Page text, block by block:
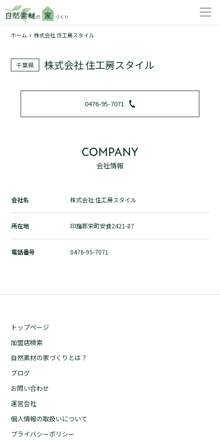
1
トップページ
加盟店検索
自然素材の家づくりとは？
ホーム 株式会社 住工房スタイル
千葉県 株式会社 住工房スタイル
0476-95-7071
COMPANY
会社情報
会社名 株式会社 住工房スタイル
所在地 印旛郡栄町安食2421-87
電話番号 0476-95-7071
トップページ
加盟店検索
自然素材の家づくりとは？
ブログ
お問い合わせ
運営会社
個人情報の取扱いについて
プライバシーポリシー